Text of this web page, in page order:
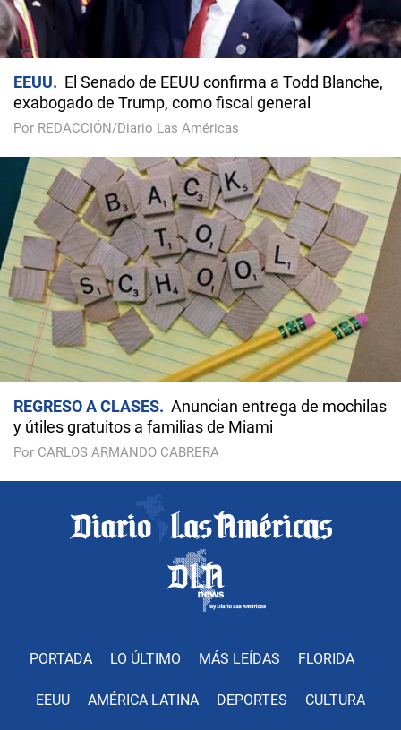
EEUU
El Senado de EEUU confirma a Todd Blanche,
exabogado de Trump, como fiscal general
Por REDACCIÓN/Diario Las Américas
REGRESO A CLASES
Anuncian entrega de mochilas
y útiles gratuitos a familias de Miami
Por CARLOS ARMANDO CABRERA
PORTADA LO ÚLTIMO MÁS LEÍDAS FLORIDA
EEUU AMÉRICA LATINA DEPORTES CULTURA